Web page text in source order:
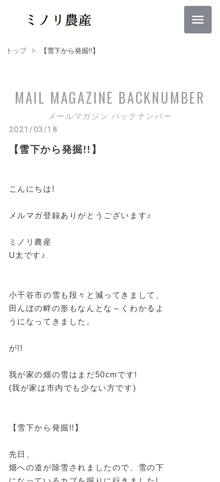
トップ 【雪下から発掘!!】
MAIL MAGAZINE BACKNUMBER
メールマガジン バックナンバー
2021/03/18
【雪下から発掘!!】
こんにちは!
メルマガ登録ありがとうございます♪
ミノリ農産
U太です♪
小千谷市の雪も段々と減ってきまして、
田んぼの畔の形もなんとな～くわかるよ
うになってきました。
が!!
我が家の畑の雪はまだ50cmです!
(我が家は市内でも少ない方です)
【雪下から発掘!!】
先日、
畑への道が除雪されましたので、雪の下